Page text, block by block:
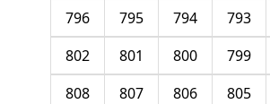
793
794
795
796
799
800
801
802
805
806
807
808